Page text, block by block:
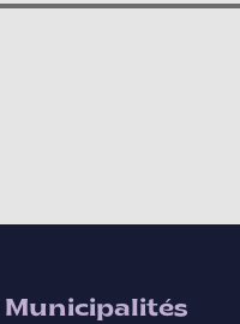
Municipalités